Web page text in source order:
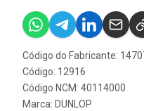
Código do Fabricante:
Código: 12916
Código NCM: 40114000
Marca: DUNLOP